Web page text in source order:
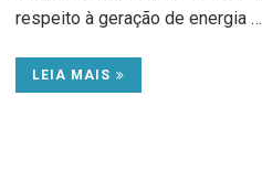
respeito à geração de energia …
LEIA MAIS